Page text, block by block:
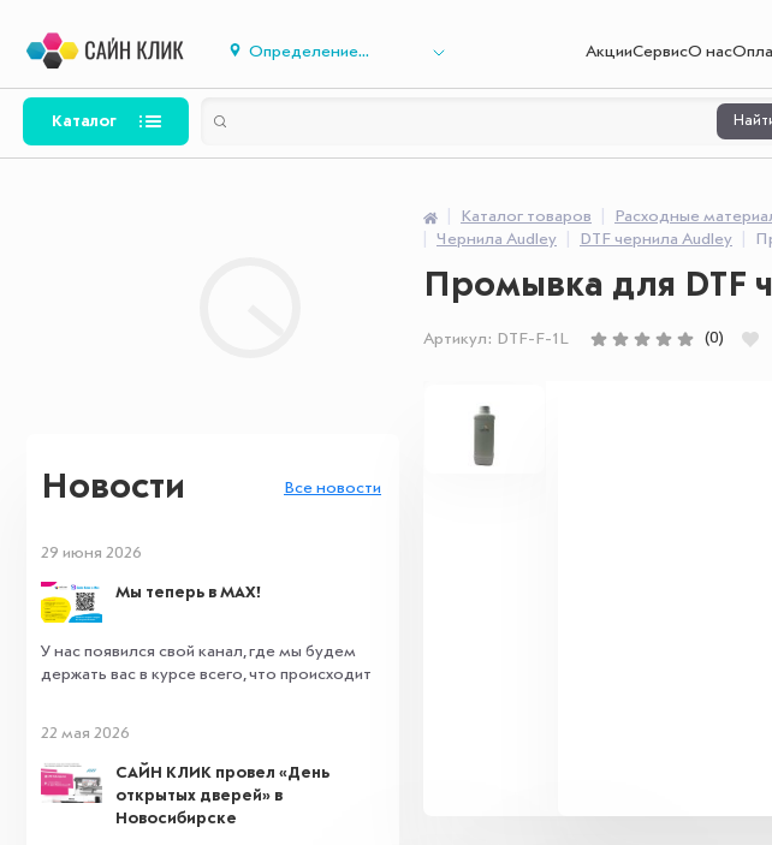
Определение... АкцииСервисО нас
Каталог
Новости Все новости
29 июня 2026
Мы теперь в MAX!
У нас появился свой канал, где мы будем
держать вас в курсе всего, что происходит
22 мая 2026
САЙН КЛИК провел «День
открытых дверей» в
Новосибирске
Каталог товаров Расходные
Чернила Audley
DTF чернила Audley
Промывка для DTF
Артикул: DTF-F-1L (0)